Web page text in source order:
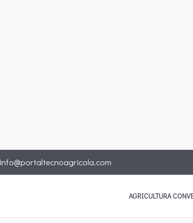
info@portaltecnoagricola.com
AGRICULTURA